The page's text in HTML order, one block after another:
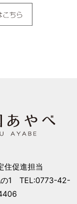
住促進担当
の1 TEL:0773-42-